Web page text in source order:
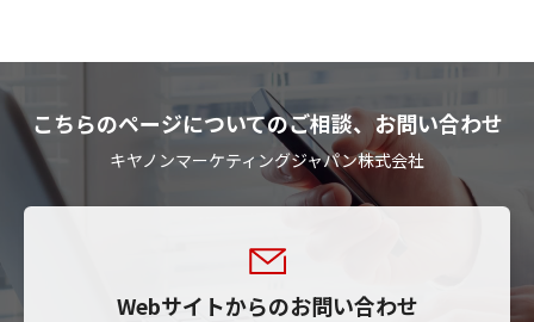
こちらのページについてのご相談、お問い合わせ
キヤノンマーケティングジャパン株式会社
Webサイトからのお問い合わせ